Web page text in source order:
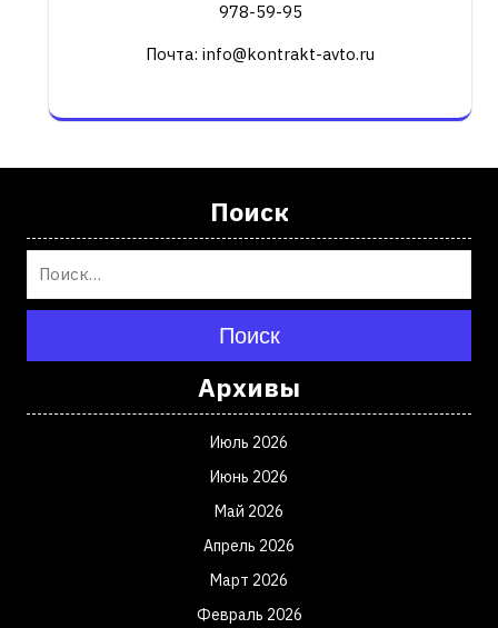
978-59-95
Почта: info@kontrakt-avto.ru
Поиск
Поиск
Архивы
Июль 2026
Июнь 2026
Май 2026
Апрель 2026
Март 2026
Февраль 2026